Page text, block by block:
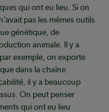
qui ont eu lieu. Si on
pas les mêmes outils
génétique, de
animale. Il y a
exemple, on exporte
dans la chaîne
il y a beaucoup
On peut penser
qui ont eu lieu